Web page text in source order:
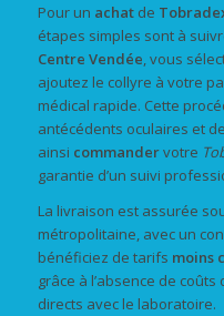
Pour un achatde
étapes simples sont à
Centre Vendée, vous
ajoutez le collyre à votre
médical rapide. Cette
antécédents oculaires et
ainsi commandervotre
garantie d’un suivi
La livraison est assurée
métropolitaine, avec un
bénéficiez de tarifs moins
grâce à l’absence de
directs avec le laboratoire.